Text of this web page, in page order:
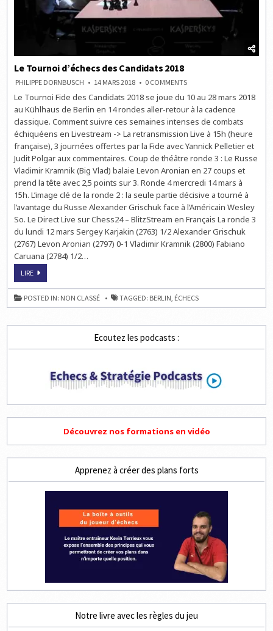
Le Tournoi d’échecs des Candidats 2018
PHILIPPE DORNBUSCH 14 MARS 2018 0 COMMENTSON
TOURNOI
DES
CANDIDATS
2018
Le Tournoi Fide des Candidats 2018 se joue du 10 au 28 mars 2018
au Kühlhaus de Berlin en 14 rondes aller-retour à la cadence
classique. Comment suivre ces semaines intenses de combats
échiquéens en Livestream -> La retransmission Live à 15h (heure
française), 3 journées offertes par la Fide avec Yannick Pelletier et
Judit Polgar aux commentaires. Coup de théâtre ronde 3 : Le Russe
Vladimir Kramnik (Big Vlad) balaie Levon Aronian en 27 coups et
prend la tête avec 2,5 points sur 3. Ronde 4 mercredi 14 mars à
15h. L’image clé de la ronde 2 : la seule partie décisive a tourné à
l’avantage du Russe Alexander Grischuk face à l’Américain Wesley
So. Le Direct Live sur Chess24 – BlitzStream en Français La ronde 3
du lundi 12 mars Sergey Karjakin (2763) 1/2 Alexander Grischuk
(2767) Levon Aronian (2797) 0-1 Vladimir Kramnik (2800) Fabiano
Caruana (2784) 1/2…
LIRELE
D’ÉCHECS
DES
CANDIDATS
2018
POSTED IN: NON CLASSÉ TAGGED: BERLIN, ÉCHECS
Ecoutez les podcasts :
Découvrez nos formations en vidéo
Apprenez à créer des plans forts
Notre livre avec les règles du jeu